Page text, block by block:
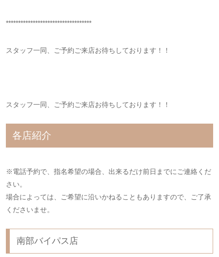
***********************************
スタッフ一同、ご予約ご来店お待ちしております！！
スタッフ一同、ご予約ご来店お待ちしております！！
各店紹介
※電話予約で、指名希望の場合、出来るだけ前日までにご連絡くだ
さい。
場合によっては、ご希望に沿いかねることもありますので、ご了承
くださいませ。
南部バイパス店